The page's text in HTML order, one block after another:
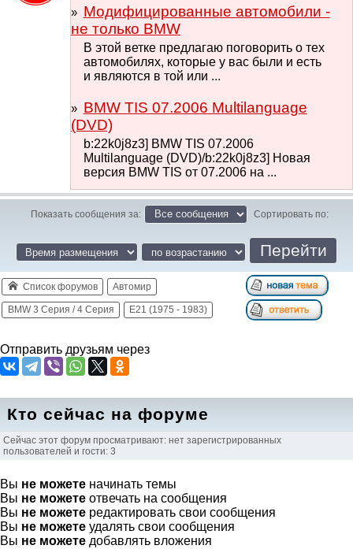
Модифицированные автомобили -
не только BMW
В этой ветке предлагаю поговорить о тех
автомобилях, которые у вас были и есть
и являются в той или ...
BMW TIS 07.2006 Multilanguage
(DVD)
b:22k0j8z3] BMW TIS 07.2006
Multilanguage (DVD)/b:22k0j8z3] Новая
версия BMW TIS от 07.2006 на ...
Показать сообщения за: Сортировать по:
Список форумов Автомир
BMW 3 Серия / 4 Серия E21 (1975 - 1983)
Отправить друзьям через
Кто сейчас на форуме
Сейчас этот форум просматривают: нет зарегистрированных
пользователей и гости: 3
Вы не можете начинать темы
Вы не можете отвечать на сообщения
Вы не можете редактировать свои сообщения
Вы не можете удалять свои сообщения
Вы не можете добавлять вложения